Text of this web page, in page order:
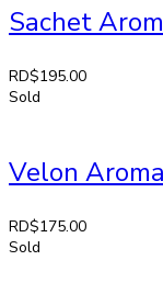
Sachet
RD$195.00
Sold
Velon
RD$175.00
Sold